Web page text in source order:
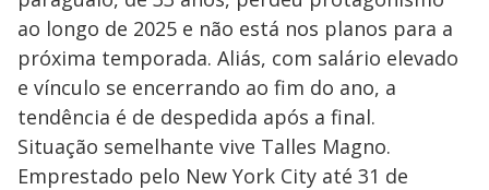
ao longo de 2025 e não está nos planos para a
próxima temporada. Aliás, com salário elevado
e vínculo se encerrando ao fim do ano, a
tendência é de despedida após a final.
Situação semelhante vive Talles Magno.
Emprestado pelo New York City até 31 de